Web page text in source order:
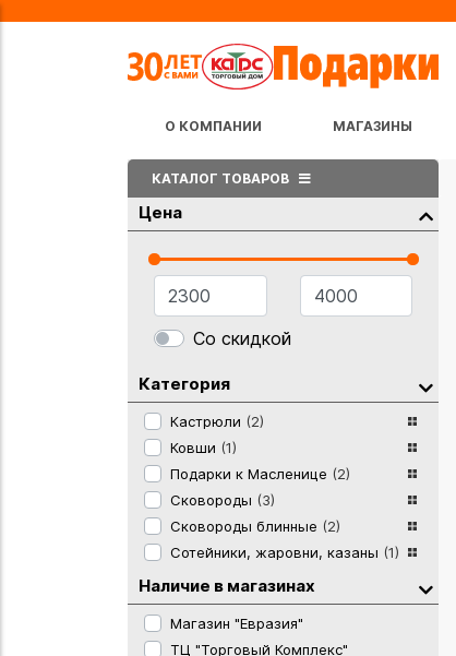
О КОМПАНИИ МАГАЗИНЫ
КАТАЛОГ ТОВАРОВ
Цена
Со скидкой
Категория
Кастрюли (2)
Ковши (1)
Подарки к Масленице (2)
Сковороды (3)
Сковороды блинные (2)
Сотейники, жаровни, казаны (1)
Наличие в магазинах
Магазин "Евразия"
ТЦ "Торговый Комплекс"